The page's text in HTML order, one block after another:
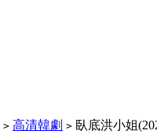
> 高清韓劇 > 臥底洪小姐